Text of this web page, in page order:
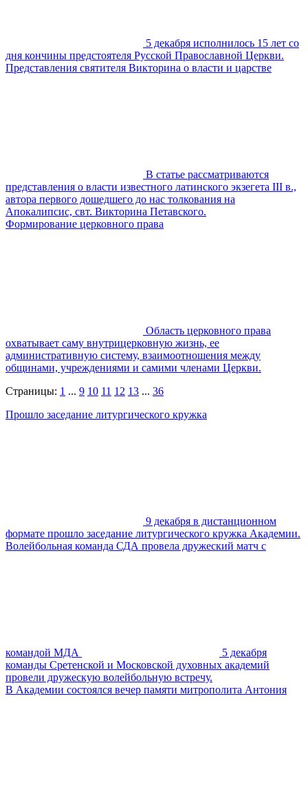
5 декабря исполнилось 15 лет со
дня кончины предстоятеля Русской Православной Церкви.
Представления святителя Викторина о власти и царстве
В статье рассматриваются
представления о власти известного латинского экзегета III в.,
автора первого дошедшего до нас толкования на
Апокалипсис, свт. Викторина Петавского.
Формирование церковного права
Область церковного права
охватывает саму внутрицерковную жизнь, ее
административную систему, взаимоотношения между
общинами, учреждениями и самими членами Церкви.
Страницы: 1 ... 9 10 11 12 13 ... 36
Прошло заседание литургического кружка
9 декабря в дистанционном
формате прошло заседание литургического кружка Академии.
Волейбольная команда СДА провела дружеский матч с
командой МДА
5 декабря
команды Сретенской и Московской духовных академий
провели дружескую волейбольную встречу.
В Академии состоялся вечер памяти митрополита Антония